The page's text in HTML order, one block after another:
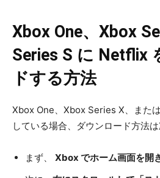
Xbox One、Xbox
Series S に Netflix
ドする方法
Xbox One、Xbox Series X、また
している場合、ダウンロード方法は
まず、 Xbox でホーム画面を開